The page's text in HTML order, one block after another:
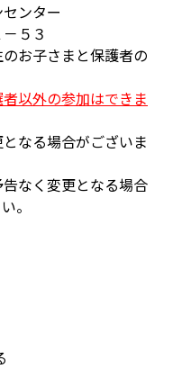
ンター
５３
お子さまと保護者の
以外の参加はできま
なる場合がございま
なく変更となる場合
。